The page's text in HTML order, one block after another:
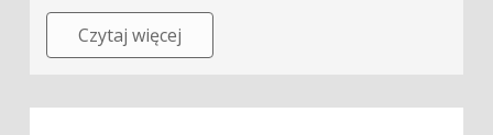
Czytaj więcej